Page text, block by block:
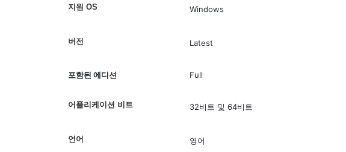
지원 OS Windows
버전 Latest
포함된 에디션 Full
어플리케이션 비트 32비트 및 64비트
언어 영어